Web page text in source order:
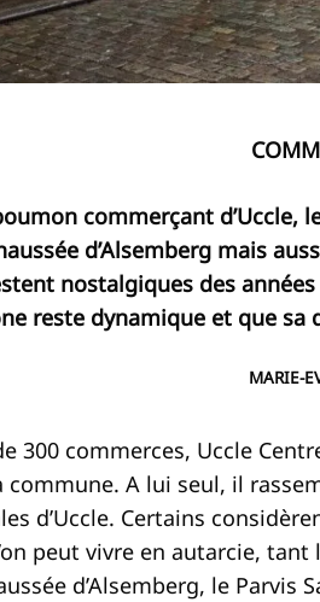
commerçant d’Uccle,
d’Alsemberg mais
nostalgiques des
reste dynamique et que sa
MARIE-
300 commerces, Uccle
commune. A lui seul, il
d’Uccle. Certains
peut vivre en autarcie,
d’Alsemberg, le Parvis